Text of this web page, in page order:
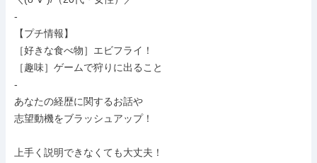
-
【プチ情報】
［好きな食べ物］エビフライ！
［趣味］ゲームで狩りに出ること
-
あなたの経歴に関するお話や
志望動機をブラッシュアップ！
上手く説明できなくても大丈夫！